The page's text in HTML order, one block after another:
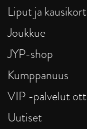
Liput ja
Joukkue
JYP-shop
Kumppanuus
VIP -palvelut
Uutiset